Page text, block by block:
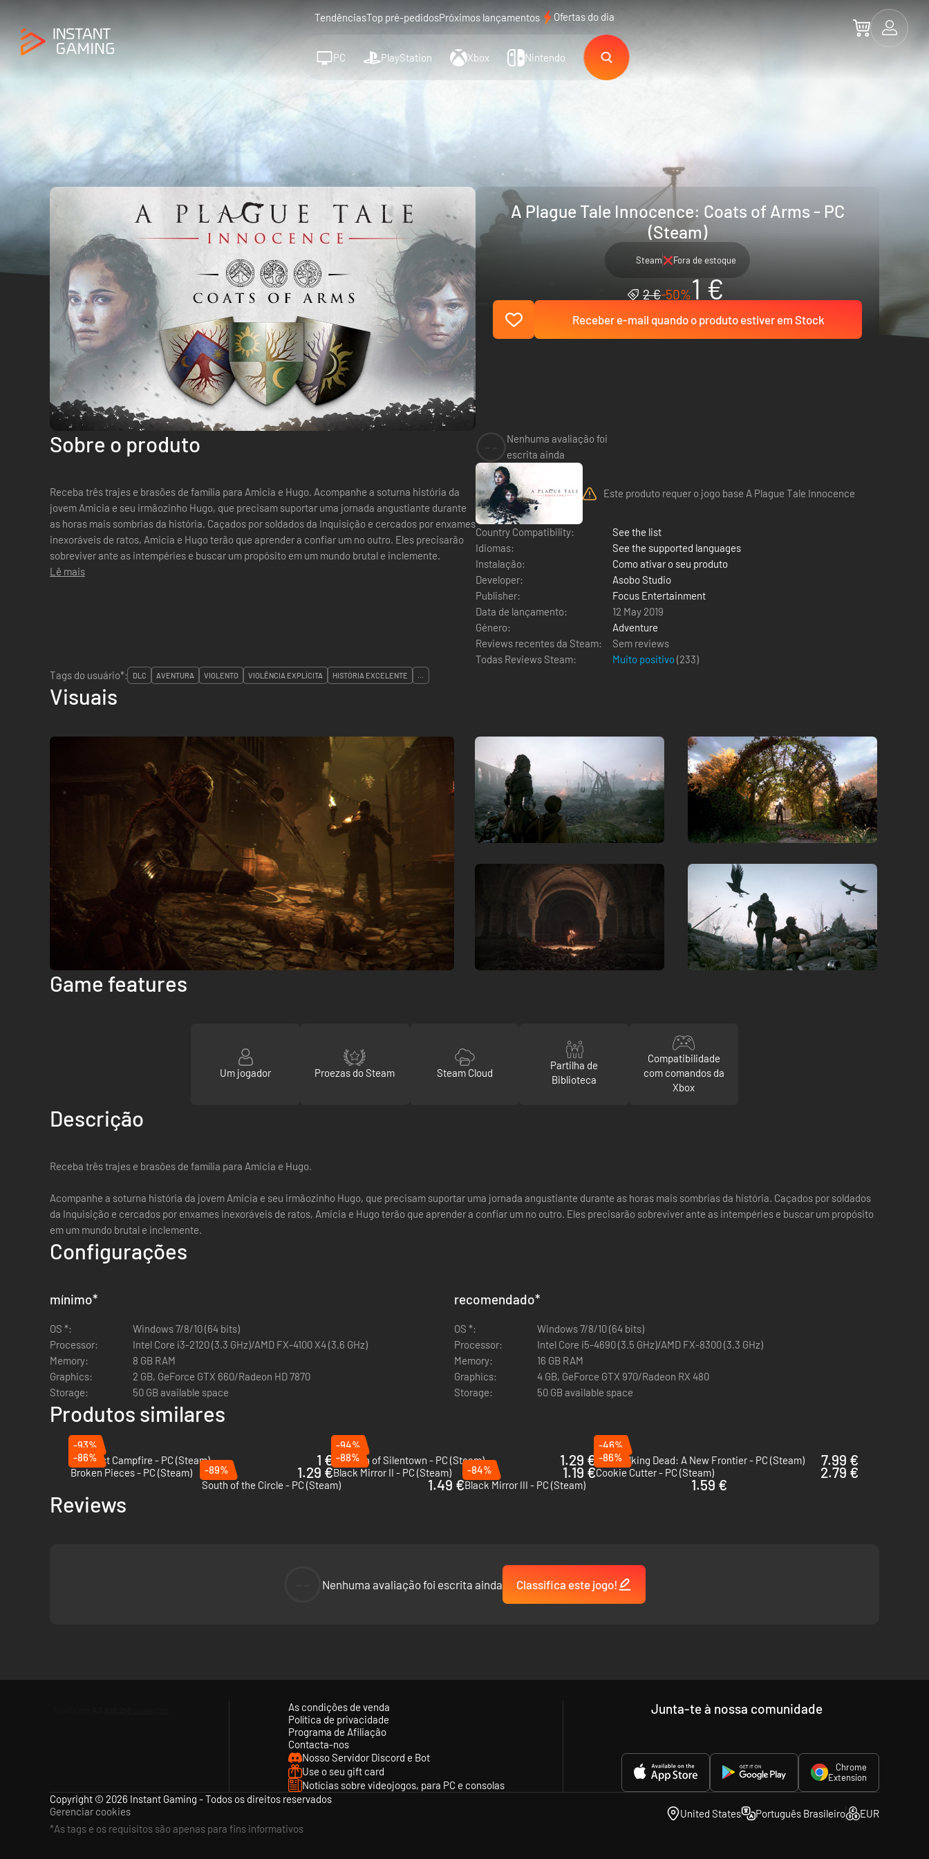
TendênciasTop pré-pedidosPróximos lançamentos Ofertas do dia
PC PlayStation Xbox Nintendo
A Plague Tale Innocence: Coats of Arms - PC
(Steam)
Steam Fora de estoque
2 €-50%1 €
Receber e-mail quando o produto estiver em Stock
Sobre o produto
Receba três trajes e brasões de família para Amicia e Hugo. Acompanhe a soturna história da
jovem Amicia e seu irmãozinho Hugo, que precisam suportar uma jornada angustiante durante
as horas mais sombrias da história. Caçados por soldados da Inquisição e cercados por enxames
inexoráveis de ratos, Amicia e Hugo terão que aprender a confiar um no outro. Eles precisarão
sobreviver ante as intempéries e buscar um propósito em um mundo brutal e inclemente.
Lê mais
Nenhuma avaliação foi
escrita ainda
Este produto requer o jogo base A Plague Tale Innocence
Country Compatibility:
See the list
Idiomas:
See the supported languages
Instalação:
Como ativar o seu produto
Developer:
Asobo Studio
Publisher:
Focus Entertainment
Data de lançamento:
12 May 2019
Género:
Adventure
Reviews recentes da Steam:
Sem reviews
Todas Reviews Steam:
Muito positivo(233)
Tags do usuário*:
DLC AVENTURA VIOLENTO VIOLÊNCIA EXPLÍCITA HISTÓRIA EXCELENTE ...
Visuais
Game features
Um jogador Proezas do Steam Steam Cloud
Partilha de
Biblioteca
Compatibilidade
com comandos da
Xbox
Descrição
Receba três trajes e brasões de família para Amicia e Hugo.
Acompanhe a soturna história da jovem Amicia e seu irmãozinho Hugo, que precisam suportar uma jornada angustiante durante as horas mais sombrias da história. Caçados por soldados
da Inquisição e cercados por enxames inexoráveis de ratos, Amicia e Hugo terão que aprender a confiar um no outro. Eles precisarão sobreviver ante as intempéries e buscar um propósito
em um mundo brutal e inclemente.
Configurações
mínimo*
OS *:
Windows 7/8/10 (64 bits)
Processor:
Intel Core i3-2120 (3.3 GHz)/AMD FX-4100 X4 (3.6 GHz)
Memory:
8 GB RAM
Graphics:
2 GB, GeForce GTX 660/Radeon HD 7870
Storage:
50 GB available space
recomendado*
OS *:
Windows 7/8/10 (64 bits)
Processor:
Intel Core i5-4690 (3.5 GHz)/AMD FX-8300 (3.3 GHz)
Memory:
16 GB RAM
Graphics:
4 GB, GeForce GTX 970/Radeon RX 480
Storage:
50 GB available space
Produtos similares
-93%
The Last Campfire - PC (Steam)
1 €
-94%
Children of Silentown - PC (Steam)
1.29 €
-46%
The Walking Dead: A New Frontier - PC (Steam)
7.99 €
-86%
Broken Pieces - PC (Steam)
1.29 €
-88%
Black Mirror II - PC (Steam)
1.19 €
-86%
Cookie Cutter - PC (Steam)
2.79 €
-89%
South of the Circle - PC (Steam)
1.49 €
-84%
Black Mirror III - PC (Steam)
1.59 €
Reviews
Nenhuma avaliação foi escrita ainda Classifica este jogo!
As condições de venda
Política de privacidade
Programa de Afiliação
Contacta-nos
Nosso Servidor Discord e Bot
Use o seu gift card
Notícias sobre videojogos, para PC e consolas
Junta-te à nossa comunidade
Chrome
Extension
Copyright © 2026 Instant Gaming - Todos os direitos reservados
Gerenciar cookies
*As tags e os requisitos são apenas para fins informativos
United States Português Brasileiro EUR